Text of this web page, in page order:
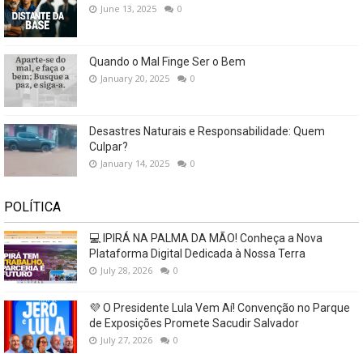
June 13, 2025 0
Quando o Mal Finge Ser o Bem
January 20, 2025 0
Desastres Naturais e Responsabilidade: Quem
Culpar?
January 14, 2025 0
POLÍTICA
💻 IPIRÁ NA PALMA DA MÃO! Conheça a Nova
Plataforma Digital Dedicada à Nossa Terra
July 28, 2026 0
💜 O Presidente Lula Vem Aí! Convenção no Parque
de Exposições Promete Sacudir Salvador
July 27, 2026 0